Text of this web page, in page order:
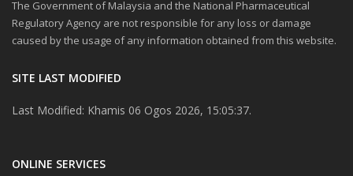
The Government of Malaysia and the National Pharmaceutical
Regulatory Agency are not responsible for any loss or damage
caused by the usage of any information obtained from this website.
SITE LAST MODIFIED
Last Modified: Khamis 06 Ogos 2026, 15:05:37.
ONLINE SERVICES